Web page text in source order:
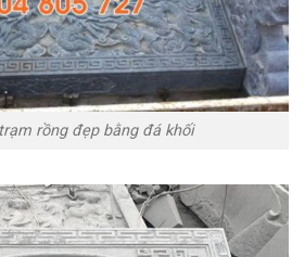
rồng đẹp bằng đá khối